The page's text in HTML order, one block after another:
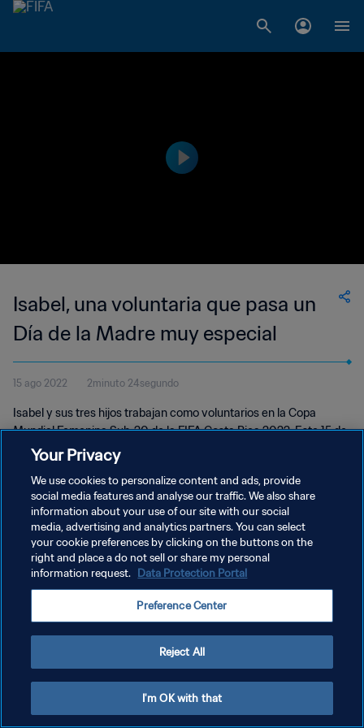
Isabel, una voluntaria que pasa un
Día de la Madre muy especial
15 ago 2022 2minuto 24segundo
Isabel y sus tres hijos trabajan como voluntarios en la Copa
Mundial Femenina Sub-20 de la FIFA Costa Rica 2022. Este 15 de
agosto les tocará vivir un día de la madre muy especial.
POLÍTICA DE PRIVACIDAD
TÉRMINOS DE SERVICIO
AJUSTAR LA CONFIGURACIÓN DE LAS COOKIES
Your Privacy
We use cookies to personalize content and ads, provide
social media features and analyse our traffic. We also share
information about your use of our site with our social
media, advertising and analytics partners. You can select
your cookie preferences by clicking on the buttons on the
right and place a do not sell or share my personal
information request. Data Protection Portal
Preference Center
Reject All
I'm OK with that